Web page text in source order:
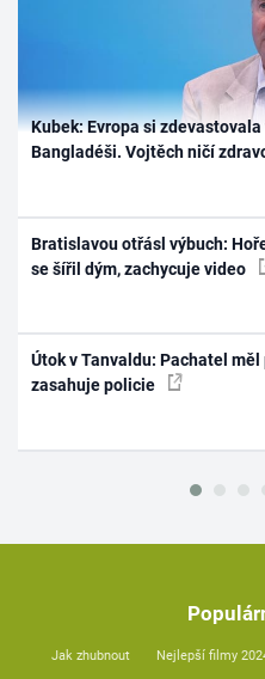
Kubek: Evropa si
Bangladéši. Vojtěch ničí
Bratislavou otřásl výbuch:
se šířil dým, zachycuje video
Útok v Tanvaldu: Pachatel
zasahuje policie
Jak zhubnout Nejlepší filmy